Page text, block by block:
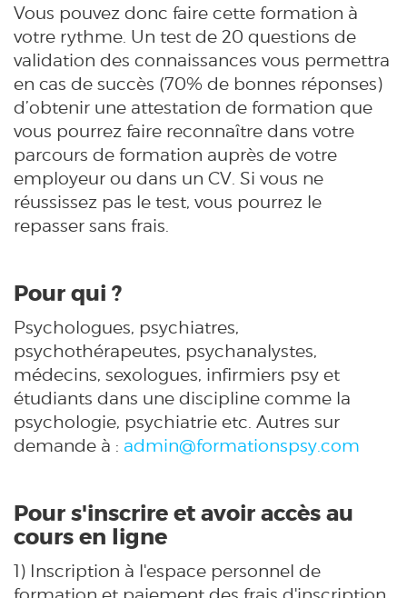
Vous pouvez donc faire cette formation à
votre rythme. Un test de 20 questions de
validation des connaissances vous permettra
en cas de succès (70% de bonnes réponses)
d’obtenir une attestation de formation que
vous pourrez faire reconnaître dans votre
parcours de formation auprès de votre
employeur ou dans un CV. Si vous ne
réussissez pas le test, vous pourrez le
repasser sans frais.
Pour qui ?
Psychologues, psychiatres,
psychothérapeutes, psychanalystes,
médecins, sexologues, infirmiers psy et
étudiants dans une discipline comme la
psychologie, psychiatrie etc. Autres sur
demande à : admin@formationspsy.com
Pour s'inscrire et avoir accès au
cours en ligne
1) Inscription à l'espace personnel de